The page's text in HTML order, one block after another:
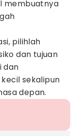
membuatnya
pilihlah
dan tujuan
dan
sekalipun
depan.